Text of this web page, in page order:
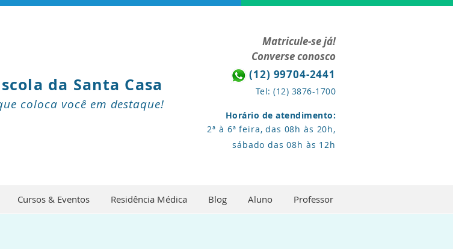
da Santa Casa
coloca você em destaque!
Matricule-se já!
Converse conosco
(12) 99704-2441
Tel: (12) 3876-1700
Horário de atendimento:
2ª à 6ª feira, das 08h às 20h,
sábado das 08h às 12h
Cursos & Eventos Residência Médica Blog Aluno Professor